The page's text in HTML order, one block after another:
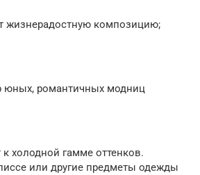
жизнерадостную композицию;
романтичных модниц
холодной гамме оттенков.
или другие предметы одежды